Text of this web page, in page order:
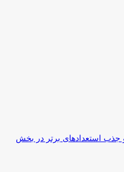
جذب استعدادهای برتر در بخش